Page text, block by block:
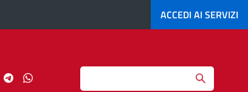
ACCEDI AI SERVIZI
SeguiciSeguiciSeguici
Search